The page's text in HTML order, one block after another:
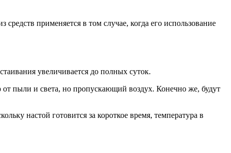
применяется в том случае, когда его использование
увеличивается до полных суток.
от пыли и света, но пропускающий воздух. Конечно же, будут
настой готовится за короткое время, температура в